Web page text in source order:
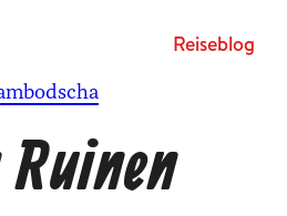
Rei­se­blog